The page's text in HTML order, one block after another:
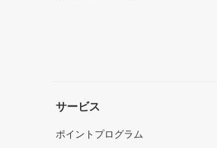
サービス
ポイントプログラム